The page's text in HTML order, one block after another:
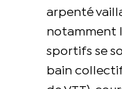
arpenté
notamment
sportifs se
bain